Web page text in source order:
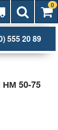
0
555 20 89
50-75